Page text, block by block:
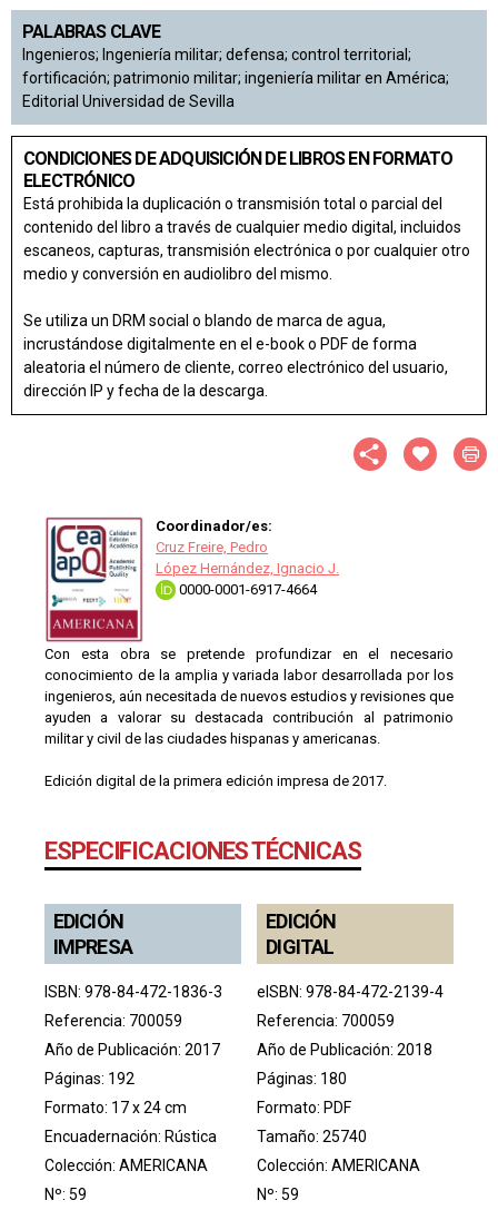
PALABRAS CLAVE
Ingenieros; Ingeniería militar; defensa; control territorial;
fortificación; patrimonio militar; ingeniería militar en América;
Editorial Universidad de Sevilla
CONDICIONES DE ADQUISICIÓN DE LIBROS EN FORMATO
ELECTRÓNICO
Está prohibida la duplicación o transmisión total o parcial del
contenido del libro a través de cualquier medio digital, incluidos
escaneos, capturas, transmisión electrónica o por cualquier otro
medio y conversión en audiolibro del mismo.
Se utiliza un DRM social o blando de marca de agua,
incrustándose digitalmente en el e-book o PDF de forma
aleatoria el número de cliente, correo electrónico del usuario,
dirección IP y fecha de la descarga.
Coordinador/es:
Cruz Freire, Pedro
López Hernández, Ignacio J.
0000-0001-6917-4664
Con esta obra se pretende profundizar en el necesario
conocimiento de la amplia y variada labor desarrollada por los
ingenieros, aún necesitada de nuevos estudios y revisiones que
ayuden a valorar su destacada contribución al patrimonio
militar y civil de las ciudades hispanas y americanas.
Edición digital de la primera edición impresa de 2017.
ESPECIFICACIONES TÉCNICAS
EDICIÓN
IMPRESA
ISBN: 978-84-472-1836-3
Referencia: 700059
Año de Publicación: 2017
Páginas: 192
Formato: 17 x 24 cm
Encuadernación: Rústica
Colección: AMERICANA
Nº: 59
EDICIÓN
DIGITAL
eISBN: 978-84-472-2139-4
Referencia: 700059
Año de Publicación: 2018
Páginas: 180
Formato: PDF
Tamaño: 25740
Colección:AMERICANA
Nº: 59